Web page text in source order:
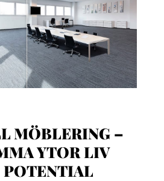
MÖBLERING –
YTOR LIV